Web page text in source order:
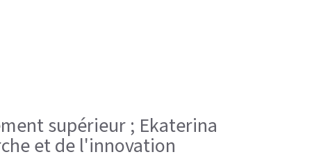
supérieur ; Ekaterina
et de l'innovation